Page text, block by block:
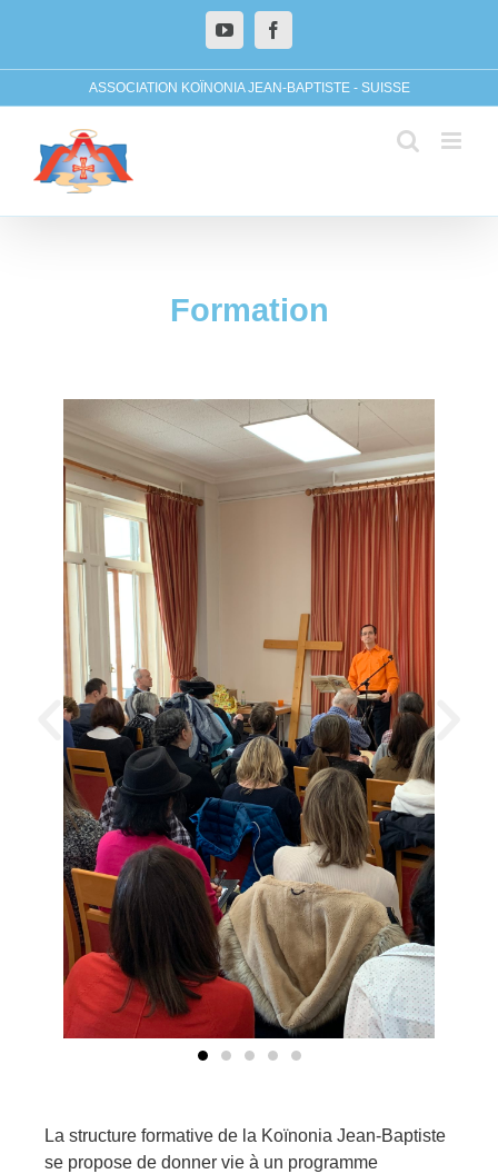
ASSOCIATION KOÏNONIA JEAN-BAPTISTE - SUISSE
Formation
La structure formative de la Koïnonia Jean-Baptiste
se propose de donner vie à un programme